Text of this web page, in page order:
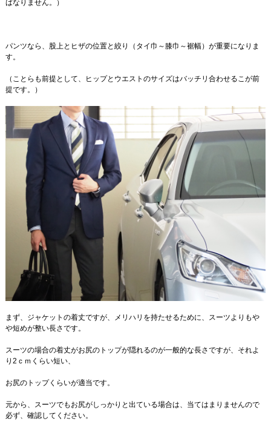
ばなりません。）
パンツなら、股上とヒザの位置と絞り（タイ巾～膝巾～裾幅）が重要になりま
す。
（ことらも前提として、ヒップとウエストのサイズはバッチリ合わせるこが前
提です。）
まず、ジャケットの着丈ですが、メリハリを持たせるために、スーツよりもや
や短めが整い長さです。
スーツの場合の着丈がお尻のトップが隠れるのが一般的な長さですが、それよ
り2ｃｍくらい短い、
お尻のトップくらいが適当です。
元から、スーツでもお尻がしっかりと出ている場合は、当てはまりませんので
必ず、確認してください。